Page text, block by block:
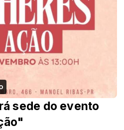
sede do evento